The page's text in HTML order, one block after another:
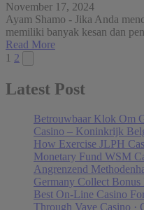
November 17, 2024
Ayam Shamo - Jika Anda
memiliki banyak kesan dan
Read More
Posts
pagination
1 2
page
Latest Post
Betrouwbaar Klok Om
Casino – Koninkrijk
How Exercise JLPH
Monetary Fund WSM
Angrenzend
Germany Collect
Best On-Line Casino
Through Vave Casino ·